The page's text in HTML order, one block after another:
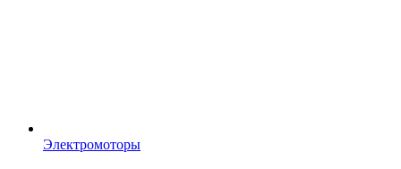
Электромоторы